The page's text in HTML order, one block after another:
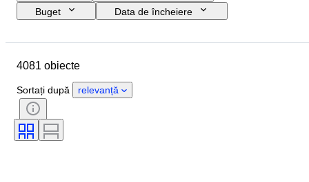
Buget
Data de încheiere
Dimensiunea sticlei
Extra
Stil
Culoare
Denumirea/ Clasificarea Vinului
Wine Fill Level
4081 obiecte
Sortați după relevanță